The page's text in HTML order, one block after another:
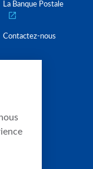
La Banque Postale
Contactez-nous